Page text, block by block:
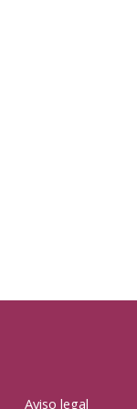
Aviso legal